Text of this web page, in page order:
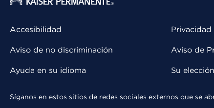
Accesibilidad
Aviso de no discriminación
Ayuda en su idioma
Aviso de
Su
Síganos en estos sitios de redes sociales externos que se